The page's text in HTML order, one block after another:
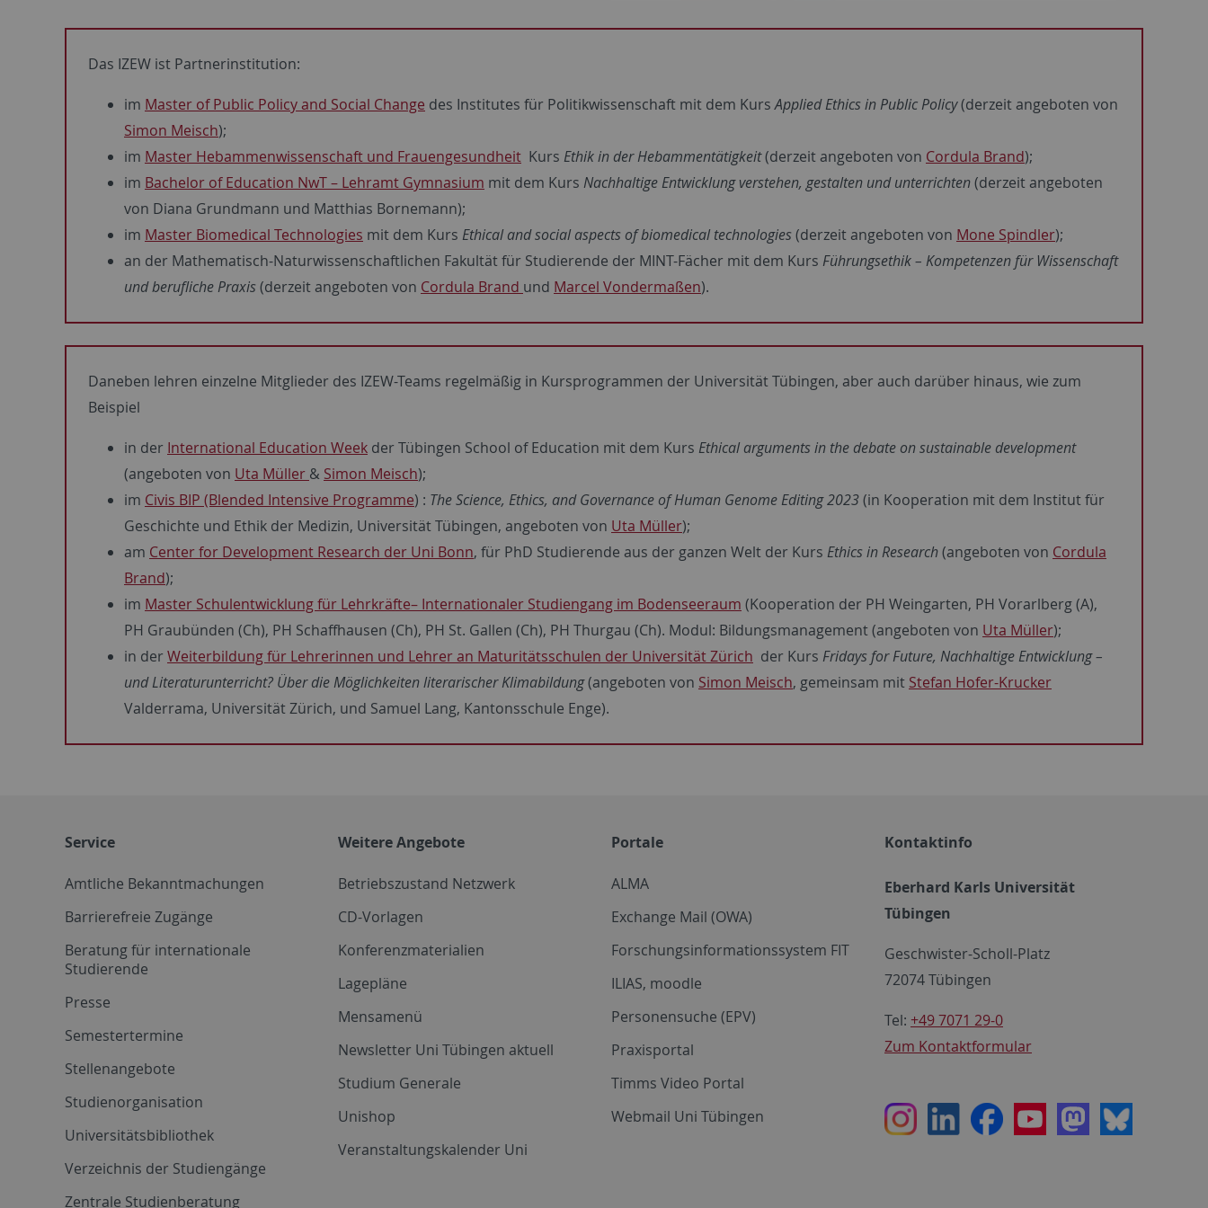
Das IZEW ist Partnerinstitution:
im Master of Public Policy and Social Change des Institutes für Politikwissenschaft mit dem KursApplied Ethics in Public Policy(derzeit angeboten von
Simon Meisch);
im Master Hebammenwissenschaft und Frauengesundheit Kurs Ethik in der Hebammentätigkeit(derzeit angeboten von Cordula Brand);
im Bachelor of Education NwT – Lehramt Gymnasium mit dem Kurs Nachhaltige Entwicklung verstehen, gestalten und unterrichten(derzeit angeboten
von Diana Grundmann und Matthias Bornemann);
im Master Biomedical Technologies mit dem Kurs Ethical and social aspects of biomedical technologies(derzeit angeboten von Mone Spindler);
an der Mathematisch-Naturwissenschaftlichen Fakultät für Studierende der MINT-Fächer mit dem Kurs Führungsethik – Kompetenzen für Wissenschaft
und berufliche Praxis(derzeit angeboten von Cordula Brand und Marcel Vondermaßen).
Daneben lehren einzelne Mitglieder des IZEW-Teams regelmäßig in Kursprogrammen der Universität Tübingen, aber auch darüber hinaus, wie zum
Beispiel
in der International Education Week der Tübingen School of Education mit dem Kurs Ethical arguments in the debate on sustainable development
(angeboten von Uta Müller & Simon Meisch);
im Civis BIP (Blended Intensive Programme) : The Science, Ethics, and Governance of Human Genome Editing 2023(in Kooperation mit dem Institut für
Geschichte und Ethik der Medizin, Universität Tübingen, angeboten von Uta Müller);
am Center for Development Research der Uni Bonn, für PhD Studierende aus der ganzen Welt der Kurs Ethics in Research(angeboten von Cordula
Brand);
im Master Schulentwicklung für Lehrkräfte– Internationaler Studiengang im Bodenseeraum (Kooperation der PH Weingarten, PH Vorarlberg (A),
PH Graubünden (Ch), PH Schaffhausen (Ch), PH St. Gallen (Ch), PH Thurgau (Ch). Modul: Bildungsmanagement (angeboten von Uta Müller);
in der Weiterbildung für Lehrerinnen und Lehrer an Maturitätsschulen der Universität Zürich der Kurs Fridays for Future, Nachhaltige Entwicklung –
und Literaturunterricht? Über die Möglichkeiten literarischer Klimabildung(angeboten von Simon Meisch, gemeinsam mit Stefan Hofer-Krucker
Valderrama, Universität Zürich, und Samuel Lang, Kantonsschule Enge).
Service
Amtliche Bekanntmachungen
Barrierefreie Zugänge
Beratung für internationale
Studierende
Presse
Semestertermine
Stellenangebote
Studienorganisation
Universitätsbibliothek
Verzeichnis der Studiengänge
Zentrale Studienberatung
Weitere Angebote
Betriebszustand Netzwerk
CD-Vorlagen
Konferenzmaterialien
Lagepläne
Mensamenü
Newsletter Uni Tübingen aktuell
Studium Generale
Unishop
Veranstaltungskalender Uni
Portale
ALMA
Exchange Mail (OWA)
Forschungsinformationssystem FIT
ILIAS, moodle
Personensuche (EPV)
Praxisportal
Timms Video Portal
Webmail Uni Tübingen
Kontaktinfo
Eberhard Karls Universität
Tübingen
Geschwister-Scholl-Platz
72074 Tübingen
Tel: +49 7071 29-0
Zum Kontaktformular
InstagramLinkedInFacebookYoutubeMastodon
Bluesky